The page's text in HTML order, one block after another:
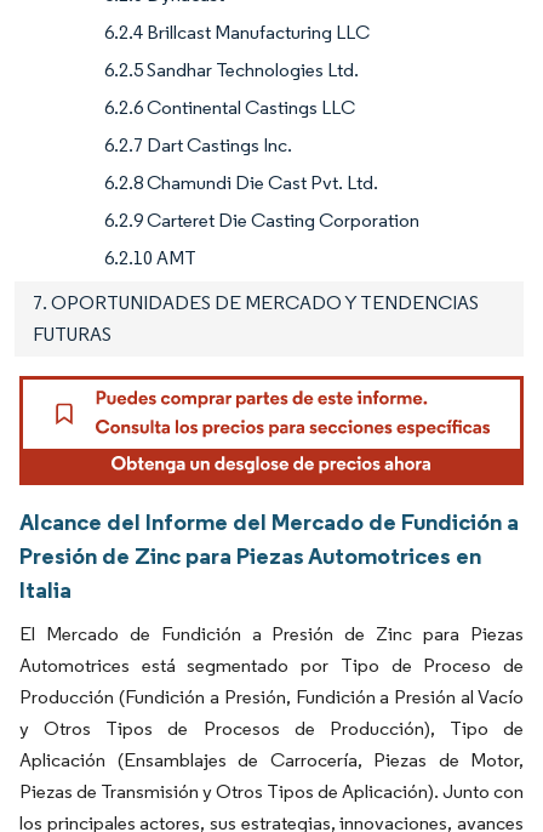
6.2.4 Brillcast Manufacturing LLC
6.2.5 Sandhar Technologies Ltd.
6.2.6 Continental Castings LLC
6.2.7 Dart Castings Inc.
6.2.8 Chamundi Die Cast Pvt. Ltd.
6.2.9 Carteret Die Casting Corporation
6.2.10 AMT
7. OPORTUNIDADES DE MERCADO Y TENDENCIAS
FUTURAS
Alcance del Informe del Mercado de Fundición a
Presión de Zinc para Piezas Automotrices en
Italia
El Mercado de Fundición a Presión de Zinc para Piezas
Automotrices está segmentado por Tipo de Proceso de
Producción (Fundición a Presión, Fundición a Presión al Vacío
y Otros Tipos de Procesos de Producción), Tipo de
Aplicación (Ensamblajes de Carrocería, Piezas de Motor,
Piezas de Transmisión y Otros Tipos de Aplicación). Junto con
los principales actores, sus estrategias, innovaciones, avances